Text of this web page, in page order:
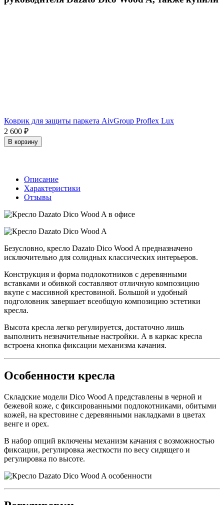
Коврик для защиты паркета AivGroup Proflex Lux
2 600 ₽
В корзину
Описание
Характеристики
Отзывы
Безусловно, кресло Dazato Dico Wood A предназначено
исключительно для солидных классических интерьеров.
Конструкция и форма подлокотников с деревянными
вставками и обивкой составляют отличную композицию
вкупе с массивной крестовиной. Большой и удобный
подголовник завершает всеобщую композицию эстетики
кресла.
Высота кресла легко регулируется, достаточно лишь
выполнить незначительные настройки. А в каркас кресла
встроена кнопка фиксации механизма качания.
Особенности кресла
Складские модели Dico Wood A представлены в черной и
бежевой коже, c фиксированными подлокотниками, обитыми
кожей, на крестовине с деревянными накладками в цветах
венге и орех.
В набор опций включены механизм качания с возможностью
фиксации, регулировка жесткости по весу сидящего и
регулировка по высоте.